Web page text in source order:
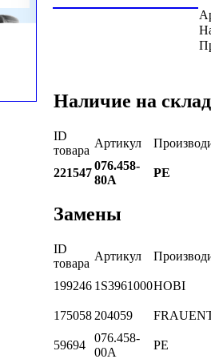
Наличие на
ID
товара
Артикул
221547
076.458-
80A
PE
Замены
ID
товара
Артикул
199246 1S3961000HOBI
175058 204059
59694
076.458-
00A
PE